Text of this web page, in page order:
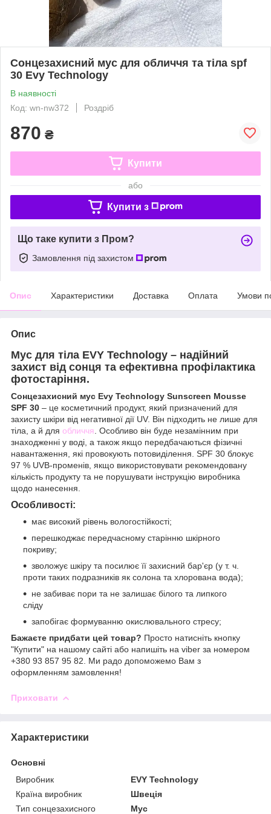
Сонцезахисний мус для обличчя та тіла spf
30 Evy Technology
В наявності
Код: wn-nw372
Роздріб
870 ₴
Купити
або
Купити з
Що таке купити з Пром?
Замовлення під захистом
Опис Характеристики Доставка Оплата Умови
Опис
Мус для тіла EVY Technology – надійний
захист від сонця та ефективна профілактика
фотостаріння.
Сонцезахисний мус Evy Technology Sunscreen Mousse
SPF 30 – це косметичний продукт, який призначений для
захисту шкіри від негативної дії UV. Він підходить не лише для
тіла, а й для обличчя . Особливо він буде незамінним при
знаходженні у воді, а також якщо передбачаються фізичні
навантаження, які провокують потовиділення. SPF 30 блокує
97 % UVB-променів, якщо використовувати рекомендовану
кількість продукту та не порушувати інструкцію виробника
щодо нанесення.
Особливості:
має високий рівень вологостійкості;
перешкоджає передчасному старінню шкірного
покриву;
зволожує шкіру та посилює її захисний бар'єр (у т. ч.
проти таких подразників як солона та хлорована вода);
не забиває пори та не залишає білого та липкого
сліду
запобігає формуванню окислювального стресу;
Бажаєте придбати цей товар? Просто натисніть кнопку
"Купити" на нашому сайті або напишіть на viber за номером
+380 93 857 95 82. Ми радо допоможемо Вам з
оформленням замовлення!
Приховати
Характеристики
Основні
Виробник
EVY Technology
Країна виробник
Швеція
Тип сонцезахисного
Мус